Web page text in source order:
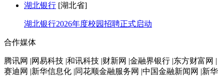
湖北银行 [湖北省]
湖北银行2026年度校园招聘正式启动
合作媒体
腾讯网 |网易科技 |和讯科技 |财新网 |金融界银行 |东方财富网 |
赛迪网 |新华信息化 |同花顺金融服务网 |中国金融新闻网 |新华